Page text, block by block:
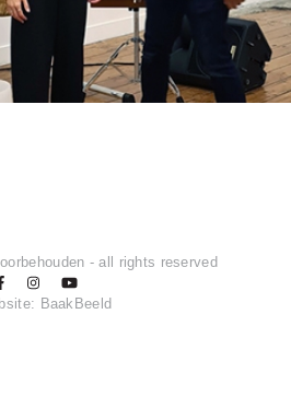
- all rights reserved
BaakBeeld